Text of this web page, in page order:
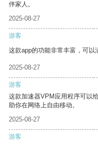
伴家人。
2025-08-27
游客
这款app的功能非常丰富，可以
2025-08-27
游客
这款加速器VPM应用程序可以
助你在网络上自由移动。
2025-08-27
游客